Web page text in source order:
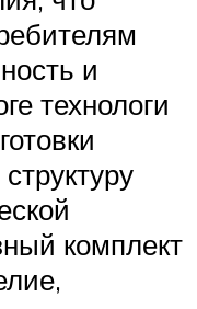
и
технологи
комплект